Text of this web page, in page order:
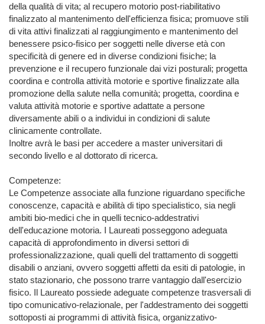
della qualità di vita; al recupero motorio post-riabilitativo
finalizzato al mantenimento dell'efficienza fisica; promuove stili
di vita attivi finalizzati al raggiungimento e mantenimento del
benessere psico-fisico per soggetti nelle diverse età con
specificità di genere ed in diverse condizioni fisiche; la
prevenzione e il recupero funzionale dai vizi posturali; progetta
coordina e controlla attività motorie e sportive finalizzate alla
promozione della salute nella comunità; progetta, coordina e
valuta attività motorie e sportive adattate a persone
diversamente abili o a individui in condizioni di salute
clinicamente controllate.
Inoltre avrà le basi per accedere a master universitari di
secondo livello e al dottorato di ricerca.
Competenze:
Le Competenze associate alla funzione riguardano specifiche
conoscenze, capacità e abilità di tipo specialistico, sia negli
ambiti bio-medici che in quelli tecnico-addestrativi
dell'educazione motoria. I Laureati posseggono adeguata
capacità di approfondimento in diversi settori di
professionalizzazione, quali quelli del trattamento di soggetti
disabili o anziani, ovvero soggetti affetti da esiti di patologie, in
stato stazionario, che possono trarre vantaggio dall'esercizio
fisico. Il Laureato possiede adeguate competenze trasversali di
tipo comunicativo-relazionale, per l'addestramento dei soggetti
sottoposti ai programmi di attività fisica, organizzativo-